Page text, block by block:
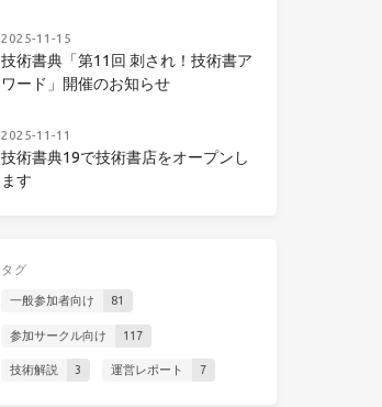
2025-11-15
技術書典「第11回 刺され！技術書ア
ワード」開催のお知らせ
2025-11-11
技術書典19で技術書店をオープンし
ます
タグ
一般参加者向け 81
参加サークル向け 117
技術解説 3 運営レポート 7